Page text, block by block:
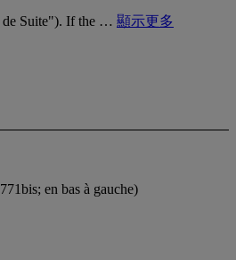
de Suite"). If the … 顯示更多
en bas à gauche)